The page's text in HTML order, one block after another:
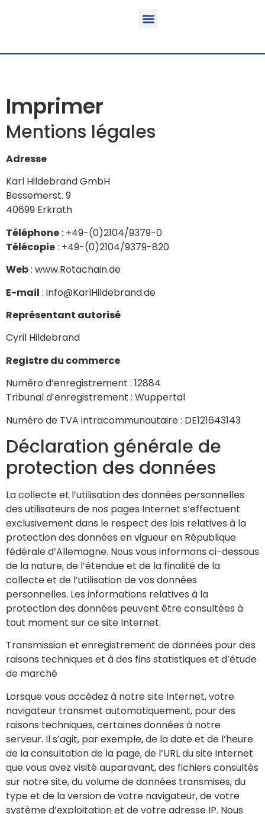
Imprimer
Mentions légales
Adresse
Karl Hildebrand GmbH
Bessemerst. 9
40699 Erkrath
Téléphone: +49-(0)2104/9379-0
Télécopie: +49-(0)2104/9379-820
Web: www.Rotachain.de
E-mail : info@KarlHildebrand.de
Représentant autorisé
Cyril Hildebrand
Registre du commerce
Numéro d’enregistrement : 12884
Tribunal d’enregistrement : Wuppertal
Numéro de TVA intracommunautaire : DE121643143
Déclaration générale de
protection des données
La collecte et l’utilisation des données personnelles
des utilisateurs de nos pages Internet s’effectuent
exclusivement dans le respect des lois relatives à la
protection des données en vigueur en République
fédérale d’Allemagne. Nous vous informons ci-dessous
de la nature, de l’étendue et de la finalité de la
collecte et de l’utilisation de vos données
personnelles. Les informations relatives à la
protection des données peuvent être consultées à
tout moment sur ce site Internet.
Transmission et enregistrement de données pour des
raisons techniques et à des fins statistiques et d’étude
de marché
Lorsque vous accédez à notre site Internet, votre
navigateur transmet automatiquement, pour des
raisons techniques, certaines données à notre
serveur. Il s’agit, par exemple, de la date et de l’heure
de la consultation de la page, de l’URL du site Internet
que vous avez visité auparavant, des fichiers consultés
sur notre site, du volume de données transmises, du
type et de la version de votre navigateur, de votre
système d’exploitation et de votre adresse IP. Nous